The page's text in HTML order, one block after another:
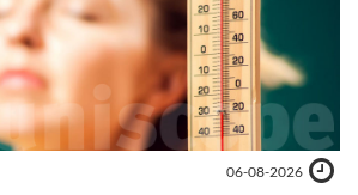
06-08-2026